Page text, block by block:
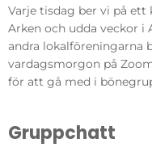
Varje tisdag ber vi på ett
Arken och udda veckor i
andra lokalföreningarna
vardagsmorgon på
för att gå med i
Gruppchatt